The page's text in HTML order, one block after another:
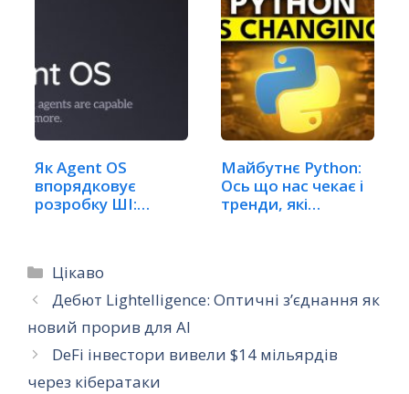
Як Agent OS
впорядковує
розробку ШІ:
Майбутнє Python:
Ось що нас чекає і
тренди, які…
Категорії
Цікаво
Дебют Lightelligence: Оптичні з’єднання як
новий прорив для AI
DeFi інвестори вивели $14 мільярдів
через кібератаки